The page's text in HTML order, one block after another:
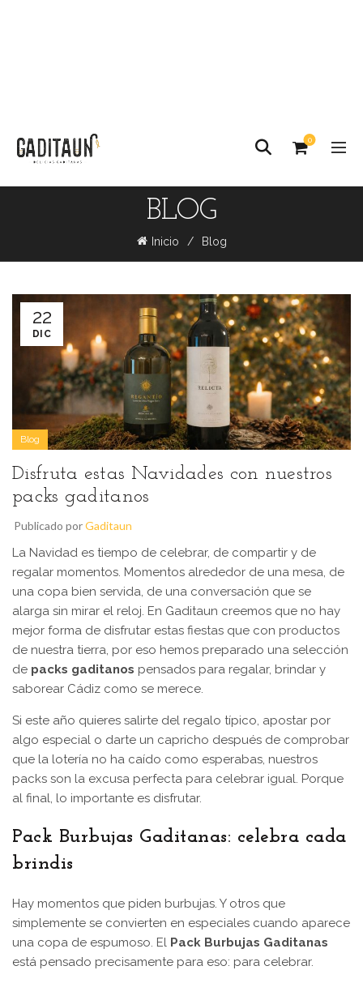
0
BLOG
Inicio Blog
22
DIC
Blog
Disfruta estas Navidades con nuestros
packs gaditanos
Publicado porGaditaun
La Navidad es tiempo de celebrar, de compartir y de
regalar momentos. Momentos alrededor de una mesa, de
una copa bien servida, de una conversación que se
alarga sin mirar el reloj. En Gaditaun creemos que no hay
mejor forma de disfrutar estas fiestas que con productos
de nuestra tierra, por eso hemos preparado una selección
de packs gaditanos pensados para regalar, brindar y
saborear Cádiz como se merece.
Si este año quieres salirte del regalo típico, apostar por
algo especial o darte un capricho después de comprobar
que la lotería no ha caído como esperabas, nuestros
packs son la excusa perfecta para celebrar igual. Porque
al final, lo importante es disfrutar.
Pack Burbujas Gaditanas: celebra cada
brindis
Hay momentos que piden burbujas. Y otros que
simplemente se convierten en especiales cuando aparece
una copa de espumoso. El Pack Burbujas Gaditanas
está pensado precisamente para eso: para celebrar.